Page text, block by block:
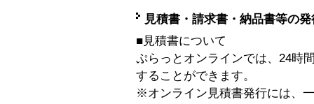
見積書・請求書・納品書等の
■見積書について
ぷらっとオンラインでは、24時
することができます。
※オンライン見積書発行には、